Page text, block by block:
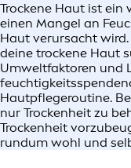
Trockene Haut ist
einen Mangel an
Haut verursacht
deine trockene Haut
Umweltfaktoren und
Hautpflegeroutine.
nur Trockenheit zu
Trockenheit
rundum wohl und